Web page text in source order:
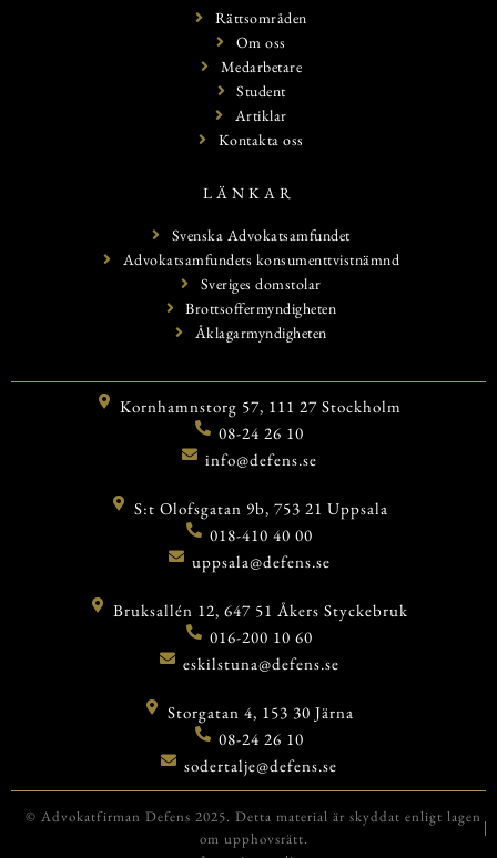
Rättsområden
Om oss
Medarbetare
Student
Artiklar
Kontakta oss
LÄNKAR
Svenska Advokatsamfundet
Advokatsamfundets konsumenttvistnämnd
Sveriges domstolar
Brottsoffermyndigheten
Åklagarmyndigheten
Kornhamnstorg 57, 111 27 Stockholm
08-24 26 10
info@defens.se
S:t Olofsgatan 9b, 753 21 Uppsala
018-410 40 00
uppsala@defens.se
Bruksallén 12, 647 51 Åkers Styckebruk
016-200 10 60
eskilstuna@defens.se
Storgatan 4, 153 30 Järna
08-24 26 10
sodertalje@defens.se
© Advokatfirman Defens 2025. Detta material är skyddat enligt lagen
om upphovsrätt.